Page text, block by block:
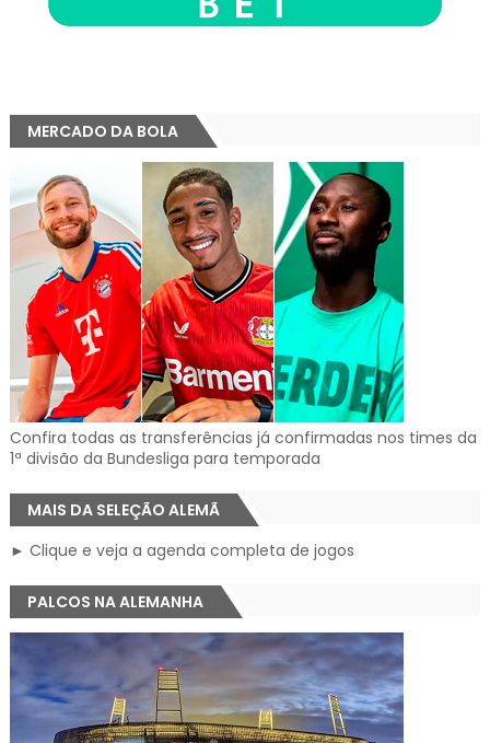
MERCADO DA BOLA
Confira todas as transferências já confirmadas nos times da
1ª divisão da Bundesliga para temporada
MAIS DA SELEÇÃO ALEMÃ
► Clique e veja a agenda completa de jogos
PALCOS NA ALEMANHA